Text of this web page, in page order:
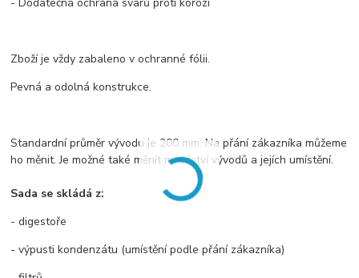
- Dodatečná ochrana svarů proti korozi
Zboží je vždy zabaleno v ochranné fólii.
Pevná a odolná konstrukce.
Standardní průměr vývodu je 200 mm. Na přání zákazníka můžeme
ho měnit. Je možné také měnít množství vývodů a jejích umístění.
Sada se skládá z:
- digestoře
- výpusti kondenzátu (umístění podle přání zákazníka)